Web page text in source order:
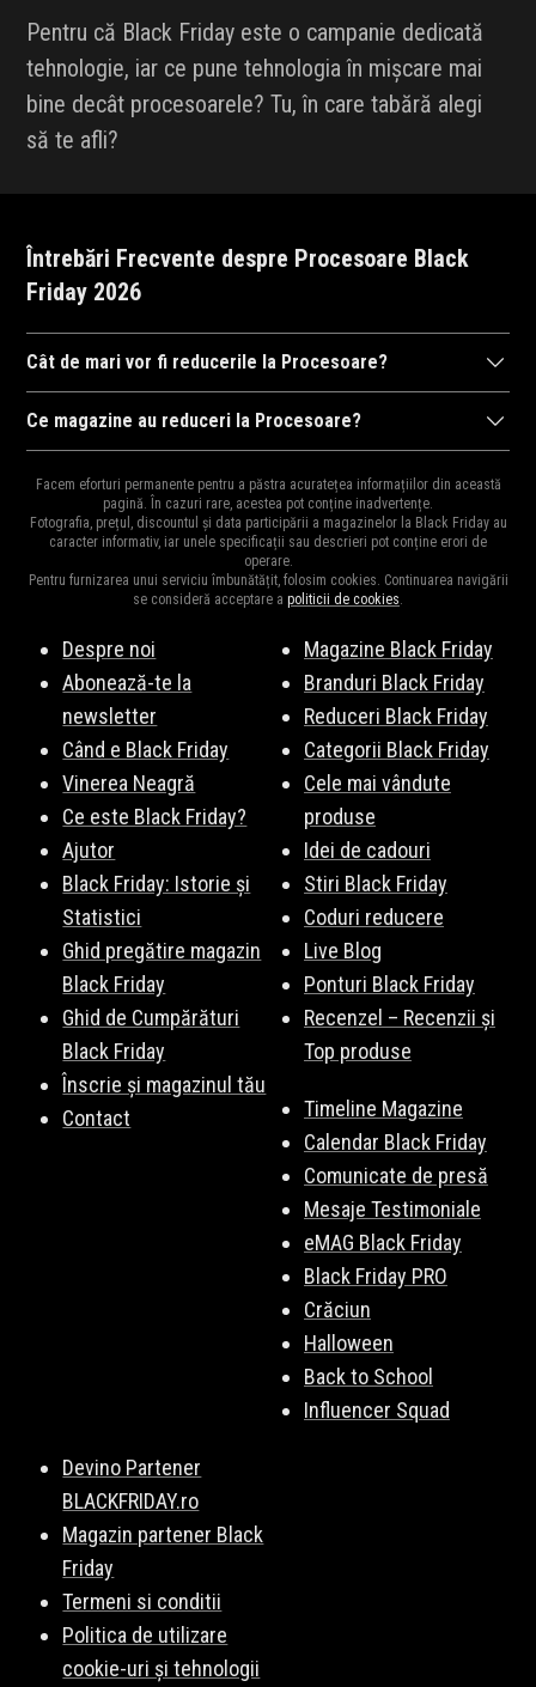
Pentru că Black Friday este o campanie dedicată
tehnologie, iar ce pune tehnologia în mișcare mai
bine decât procesoarele? Tu, în care tabără alegi
să te afli?
Întrebări Frecvente despre Procesoare Black
Friday 2026
Cât de mari vor fi reducerile la Procesoare?
După cum ne-am obișnuit în anii trecuți,
magazinele
pot ajunge și la 95% și cu siguranță vor fi cele mai mari reduceri
din an și e perioada ideală pentru a cumpăra cadourile de
Craciun,Moș Nicolae sau zile de nașterepentru cei dragi.
Ce magazine au reduceri la Procesoare?
pentru destocaj, de aceea și oferta bogată în reduceri.
Principalele magazine cu reduceri la Procesoare sunt:
,Vexio
pcMadd, și multe altele. Vezi lista completă
Facem eforturi permanente pentru a păstra acuratețea informațiilor din această
pagină. În cazuri rare, acestea pot conține inadvertențe.
Fotografia, prețul, discountul și data participării a magazinelor la Black Friday au
caracter informativ, iar unele specificații sau descrieri pot conține erori de
operare.
Pentru furnizarea unui serviciu îmbunătățit, folosim cookies. Continuarea navigării
se consideră acceptare a politicii de cookies.
Despre noi
Abonează-te la
newsletter
Când e Black Friday
Vinerea Neagră
Ce este Black Friday?
Ajutor
Black Friday: Istorie și
Statistici
Ghid pregătire magazin
Black Friday
Ghid de Cumpărături
Black Friday
Înscrie și magazinul tău
Contact
Magazine Black Friday
Branduri Black Friday
Reduceri Black Friday
Categorii Black Friday
Cele mai vândute
produse
Idei de cadouri
Stiri Black Friday
Coduri reducere
Live Blog
Ponturi Black Friday
Recenzel – Recenzii și
Top produse
Timeline Magazine
Calendar Black Friday
Comunicate de presă
Mesaje Testimoniale
eMAG Black Friday
Black Friday PRO
Crăciun
Halloween
Back to School
Influencer Squad
Devino Partener
BLACKFRIDAY.ro
Magazin partener Black
Friday
Termeni si conditii
Politica de utilizare
cookie-uri și tehnologii